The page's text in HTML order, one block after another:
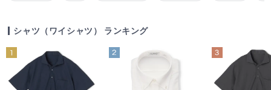
シャツ（ワイシャツ） ランキング